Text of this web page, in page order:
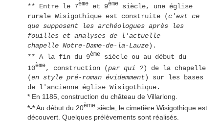
** Entre le 7ème et ​​​​​9ème siècle, une église
rurale Wisigothique est construite (c'est ce
que supposent les archéologues après les
fouilles et analyses de l'actuelle
chapelle Notre-Dame-de-la-Lauze).
** A la fin du 9ème siècle ou au début du
10ème, construction (par qui ?) de la chapelle
(en style pré-roman évidemment) sur les bases
de l'ancienne église Wisigothique.
* En 1185, construction du château de Villarlong.
*-*Au début du 20ème siècle, le cimetière Wisigothique est
découvert. Quelques prélèvements sont réalisés.